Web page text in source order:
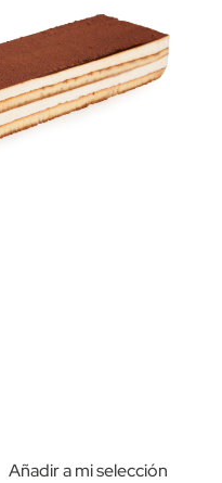
Añadir a mi selección